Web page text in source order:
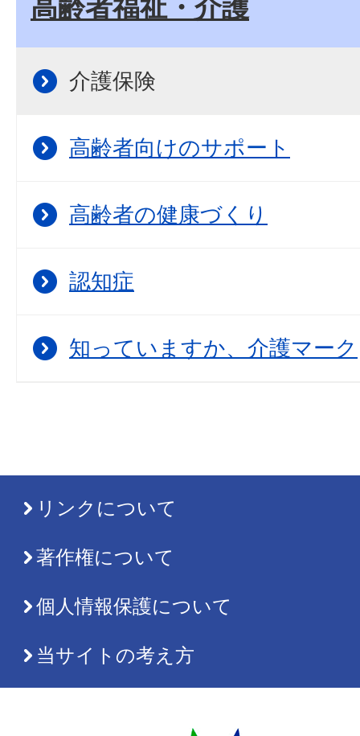
高齢者福祉・介護
介護保険
高齢者向けのサポート
高齢者の健康づくり
認知症
知っていますか、介護マーク
リンクについて
著作権について
個人情報保護について
当サイトの考え方